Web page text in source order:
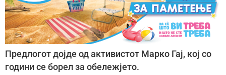
Предлогот дојде од активистот Марко Гај, кој со
години се борел за обележјето.